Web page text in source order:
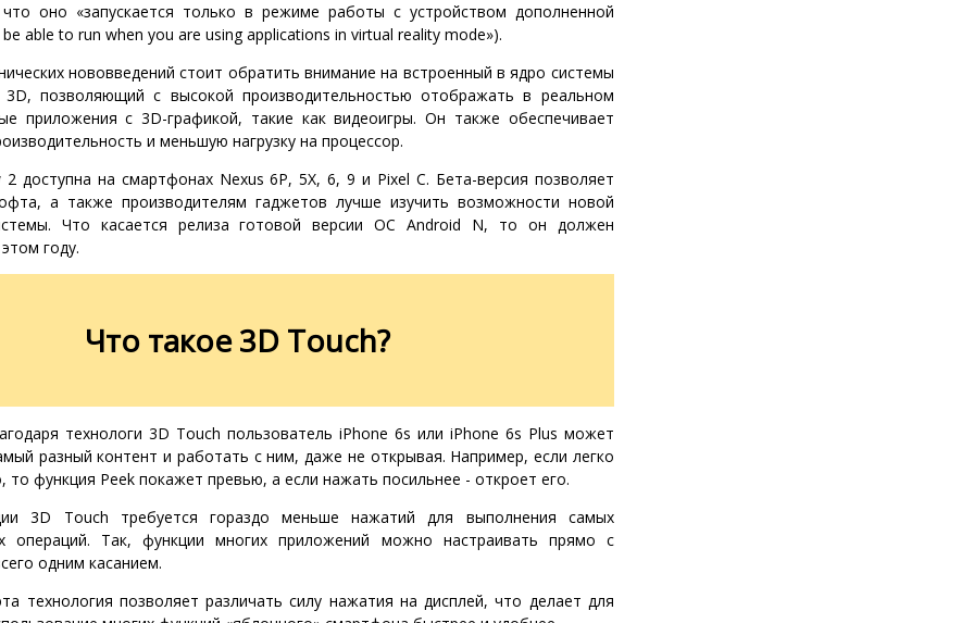
что оно «запускается только в режиме работы с устройством дополненной
be able to run when you are using applications in virtual reality mode»).
нововведений стоит обратить внимание на встроенный в ядро системы
3D, позволяющий с высокой производительностью отображать в реальном
приложения с 3D-графикой, такие как видеоигры. Он также обеспечивает
и меньшую нагрузку на процессор.
2 доступна на смартфонах Nexus 6P, 5X, 6, 9 и Pixel C. Бета-версия позволяет
а также производителям гаджетов лучше изучить возможности новой
Что касается релиза готовой версии ОС Android N, то он должен
году.
Что такое 3D Touch?
технологи 3D Touch пользователь iPhone 6s или iPhone 6s Plus может
разный контент и работать с ним, даже не открывая. Например, если легко
то функция Peek покажет превью, а если нажать посильнее - откроет его.
3D Touch требуется гораздо меньше нажатий для выполнения самых
операций. Так, функции многих приложений можно настраивать прямо с
одним касанием.
технология позволяет различать силу нажатия на дисплей, что делает для